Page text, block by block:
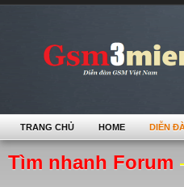
Tìm nhanh Forum
TRANG CHỦ HOME DIỄN